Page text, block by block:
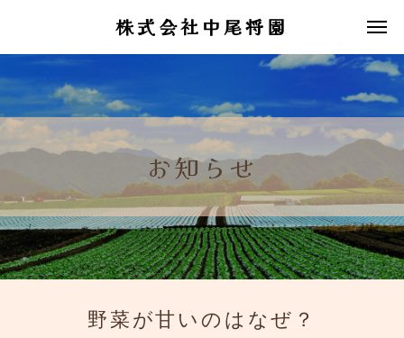
株式会社中尾将園
お知らせ
野菜が甘いのはなぜ？